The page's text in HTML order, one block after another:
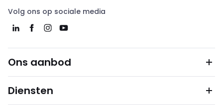
Volg ons op sociale media
Ons aanbod
Diensten